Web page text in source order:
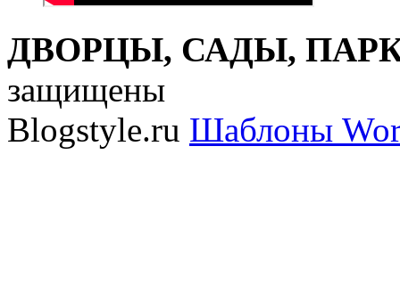
ДВОРЦЫ, САДЫ,
защищены
Blogstyle.ru Шаблоны